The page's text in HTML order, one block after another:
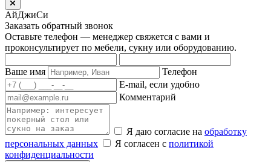
АйДжиСи
Заказать обратный звонок
Оставьте телефон — менеджер свяжется с вами и
проконсультирует по мебели, сукну или оборудованию.
Ваше имя
Телефон
E-mail, если удобно
Комментарий
Я даю согласие на обработку
персональных данных
Я согласен с политикой
конфиденциальности